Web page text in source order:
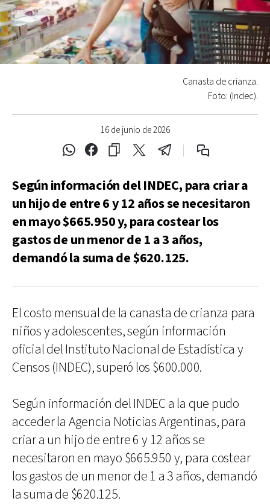
16 de junio de 2026
Canasta de crianza.
Foto: (Indec).
Según información del INDEC, para criar a
un hijo de entre 6 y 12 años se necesitaron
en mayo $665.950 y, para costear los
gastos de un menor de 1 a 3 años,
demandó la suma de $620.125.
El costo mensual de la canasta de crianza para
niños y adolescentes, según información
oficial del Instituto Nacional de Estadística y
Censos (INDEC), superó los $600.000.
Según información del INDEC a la que pudo
acceder la Agencia Noticias Argentinas, para
criar a un hijo de entre 6 y 12 años se
necesitaron en mayo $665.950 y, para costear
los gastos de un menor de 1 a 3 años, demandó
la suma de $620.125.